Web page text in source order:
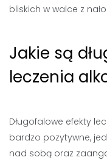
bliskich w walce z
Jakie są
leczenia
Długofalowe efekty
bardzo pozytywne,
nad sobą oraz